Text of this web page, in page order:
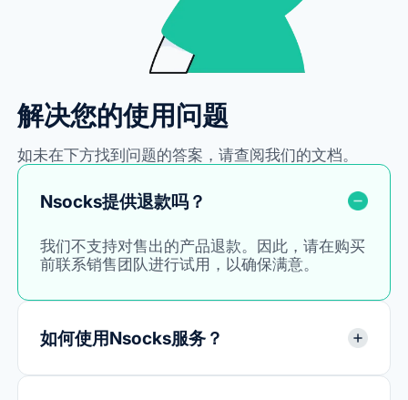
解决您的使用问题
如未在下方找到问题的答案，请查阅我们的文档。
Nsocks提供退款吗？
我们不支持对售出的产品退款。因此，请在购买
前联系销售团队进行试用，以确保满意。
如何使用Nsocks服务？